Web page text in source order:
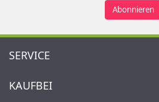
Abonnieren
SERVICE
Warenkorb
KAUFBEI